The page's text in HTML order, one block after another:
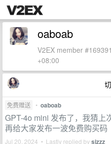
oaboab
V2EX member
+08:00
免费赠送 • oaboab
GPT-4o mini 发布了，我猜上
再给大家发布一波免费购买码
Jul 20, 2024 • Lastly replied bysjzzz